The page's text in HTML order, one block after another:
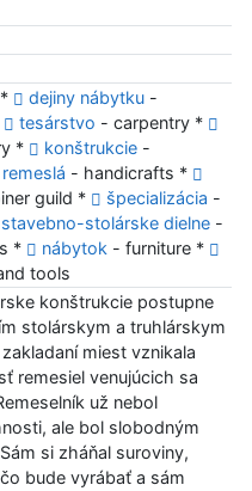
dejiny nábytku-
tesárstvo - carpentry *
* konštrukcie-
remeslá - handicrafts *
guild * špecializácia -
stavebno-stolárske dielne-
*
nábytok- furniture *
tools
konštrukcie postupne
stolárskym a truhlárskym
miest vznikala
remesiel venujúcich sa
už nebol
ale bol slobodným
si zháňal suroviny,
bude vyrábať a sám